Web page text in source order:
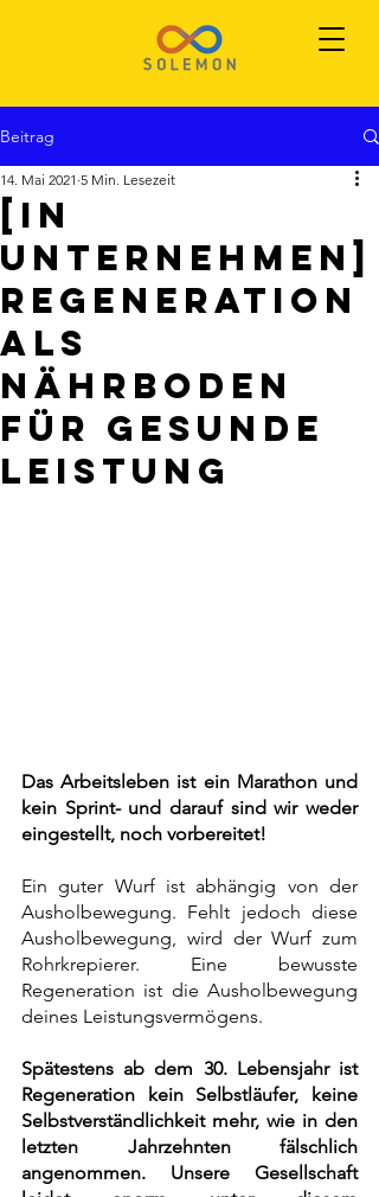
Beitrag
[In
Unternehmen]
Regeneration
als
Nährboden
für gesunde
Leistung
14. Mai 2021 5 Min. Lesezeit
Das Arbeitsleben ist ein Marathon und
kein Sprint- und darauf sind wir weder
eingestellt, noch vorbereitet!
Ein guter Wurf ist abhängig von der
Ausholbewegung. Fehlt jedoch diese
Ausholbewegung, wird der Wurf zum
Rohrkrepierer. Eine bewusste
Regeneration ist die Ausholbewegung
deines Leistungsvermögens.
Spätestens ab dem 30. Lebensjahr ist
Regeneration kein Selbstläufer, keine
Selbstverständlichkeit mehr, wie in den
letzten Jahrzehnten fälschlich
angenommen. Unsere Gesellschaft